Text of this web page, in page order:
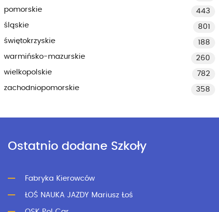
pomorskie
443
śląskie
801
świętokrzyskie
188
warmińsko-mazurskie
260
wielkopolskie
782
zachodniopomorskie
358
Ostatnio dodane Szkoły
Fabryka Kierowców
ŁOŚ NAUKA JAZDY Mariusz Łoś